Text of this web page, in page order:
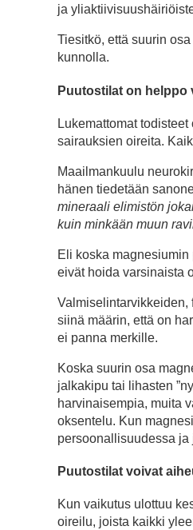
ja
Tiesitkö, että suurin
kunnolla.
Puutostilat on helppo
Lukemattomat
sairauksien oireita.
Maailmankuulu
hänen tiedetään
mineraali elimistön
kuin minkään muun
Eli koska
eivät hoida varsinaista
Valmiselintarvikkeiden,
siinä määrin, että on
ei panna merkille.
Koska suurin osa
jalkakipu tai lihasten
harvinaisempia, muita
oksentelu. Kun
persoonallisuudessa
Puutostilat voivat
Kun vaikutus ulottuu
oireilu, joista kaikki